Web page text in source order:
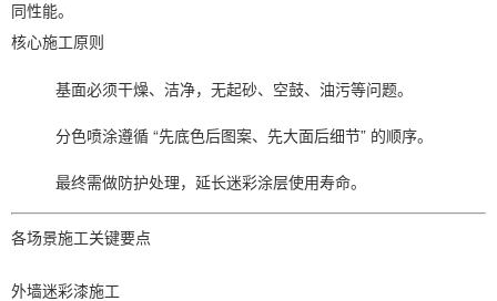
同性能。
核心施工原则
基面必须干燥、洁净，无起砂、空鼓、油污等问题。
分色喷涂遵循 “先底色后图案、先大面后细节” 的顺序。
最终需做防护处理，延长迷彩涂层使用寿命。
各场景施工关键要点
外墙迷彩漆施工